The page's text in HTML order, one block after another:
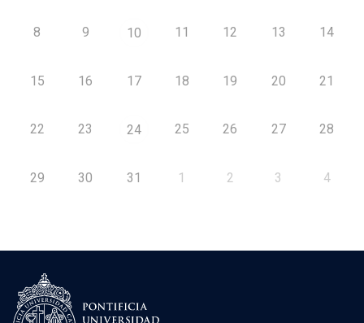
8 9 10 11 12 13 14
15 16 17 18 19 20 21
22 23 24 25 26 27 28
29 30 31 1 2 3 4